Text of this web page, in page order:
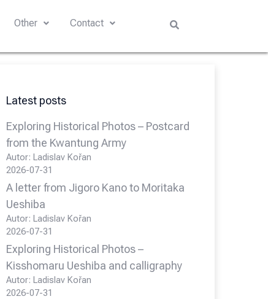
Other Contact
Latest posts
Exploring Historical Photos – Postcard
from the Kwantung Army
Autor: Ladislav Kořan
2026-07-31
A letter from Jigoro Kano to Moritaka
Ueshiba
Autor: Ladislav Kořan
2026-07-31
Exploring Historical Photos –
Kisshomaru Ueshiba and calligraphy
Autor: Ladislav Kořan
2026-07-31